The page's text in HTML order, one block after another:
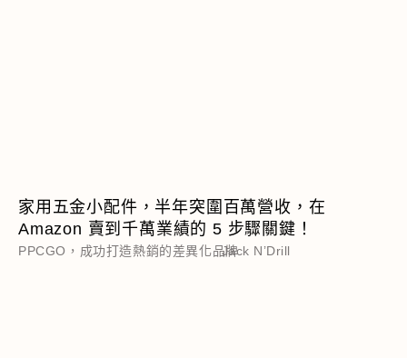
家用五金小配件，半年突圍百萬營收，在
Amazon 賣到千萬業績的 5 步驟關鍵！
PPCGO，成功打造熱銷的差異化品牌Jack N’Drill